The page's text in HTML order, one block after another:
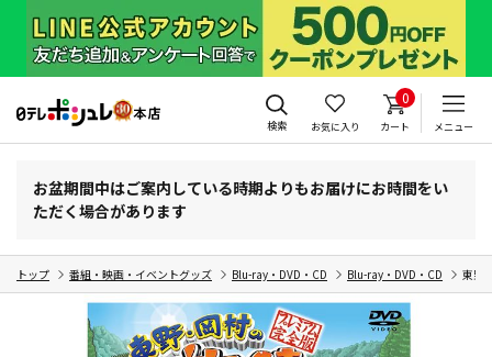
検索 お気に入り
0
カート メニュー
お盆期間中はご案内している時期よりもお届けにお時間をい
ただく場合があります
トップ 番組・映画・イベントグッズ Blu-ray・DVD・CD Blu-ray・DVD・CD 東野